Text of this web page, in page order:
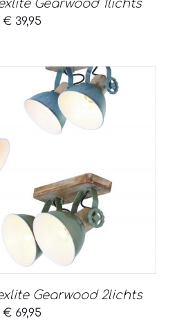
Gearwood 1lichts
€ 39,95
Gearwood 2lichts
€ 69,95